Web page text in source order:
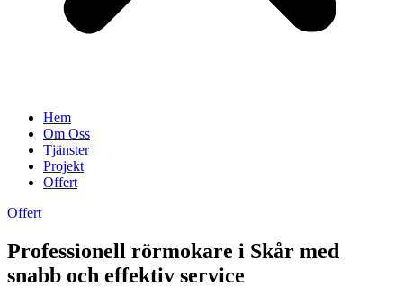
Hem
Om Oss
Tjänster
Projekt
Offert
Offert
Professionell rörmokare i Skår med
snabb och effektiv service